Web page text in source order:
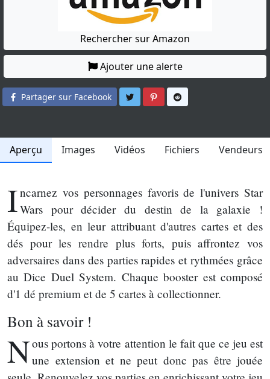
Rechercher sur Amazon
Ajouter une alerte
Partager sur Facebook Partager sur Twitter
Partager sur Pinterest
Aperçu Images Vidéos Fichiers Vendeurs
Incarnez vos personnages favoris de l'univers Star
Wars pour décider du destin de la galaxie !
Équipez-les, en leur attribuant d'autres cartes et des
dés pour les rendre plus forts, puis affrontez vos
adversaires dans des parties rapides et rythmées grâce
au Dice Duel System. Chaque booster est composé
d'1 dé premium et de 5 cartes à collectionner.
Bon à savoir !
Nous portons à votre attention le fait que ce jeu est
une extension et ne peut donc pas être jouée